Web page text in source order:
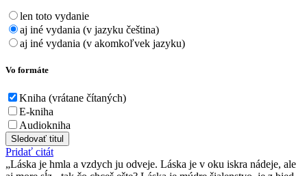
len toto vydanie
aj iné vydania (v jazyku čeština)
aj iné vydania (v akomkoľvek jazyku)
Vo formáte
Kniha (vrátane čítaných)
E-kniha
Audiokniha
Sledovať titul
Pridať citát
Láska je hmla a vzdych ju odveje. Láska je v oku iskra nádeje, ale